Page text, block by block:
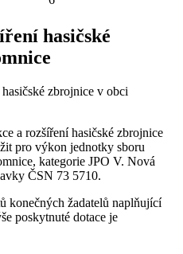
hasičské
zbrojnice v obci
a rozšíření hasičské zbrojnice
pro výkon jednotky sboru
kategorie JPO V. Nová
ČSN 73 5710.
konečných žadatelů naplňující
poskytnuté dotace je